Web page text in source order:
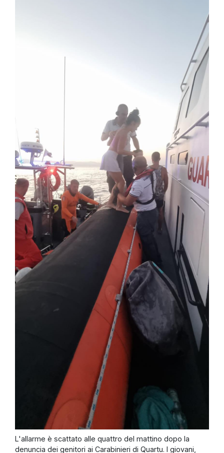
L'allarme è scattato alle quattro del mattino dopo la
denuncia dei genitori ai Carabinieri di Quartu. I giovani,